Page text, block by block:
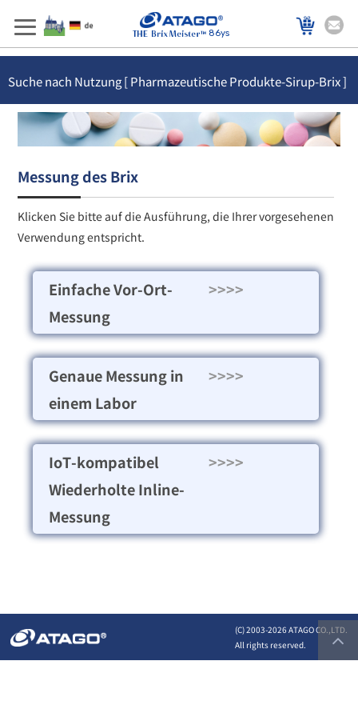
86ys
Suche nach Nutzung [ Pharmazeutische Produkte-Sirup-Brix ]
Messung des Brix
Klicken Sie bitte auf die Ausführung, die Ihrer vorgesehenen
Verwendung entspricht.
Einfache Vor-Ort-
Messung
>>>>
Genaue Messung in
einem Labor
>>>>
IoT-kompatibel
Wiederholte Inline-
Messung
>>>>
(C) 2003-2026 ATAGO CO.,LTD.
All rights reserved.